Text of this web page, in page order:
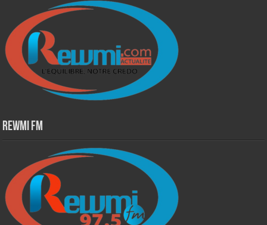
Rewmi Fm